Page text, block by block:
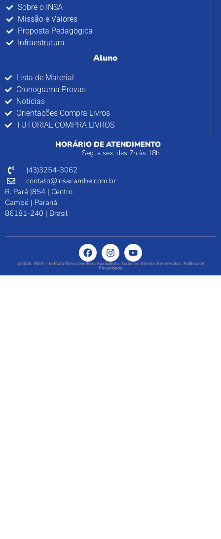
Sobre o INSA
Missão e Valores
Proposta Pedagógica
Infraestrutura
Aluno
Lista de Material
Cronograma Provas
Notícias
Orientações Compra Livros
TUTORIAL COMPRA LIVROS
HORÁRIO DE ATENDIMENTO
Seg. a sex. das 7h às 18h
(43)3254-3062
contato@insacambe.com.br
R. Pará |854 | Centro
Cambé | Paraná
86181-240 | Brasil
@2026. INSA - Instituto Nossa Senhora Auxiliadora. Todos os Direitos Reservados. Política de
Privacidade